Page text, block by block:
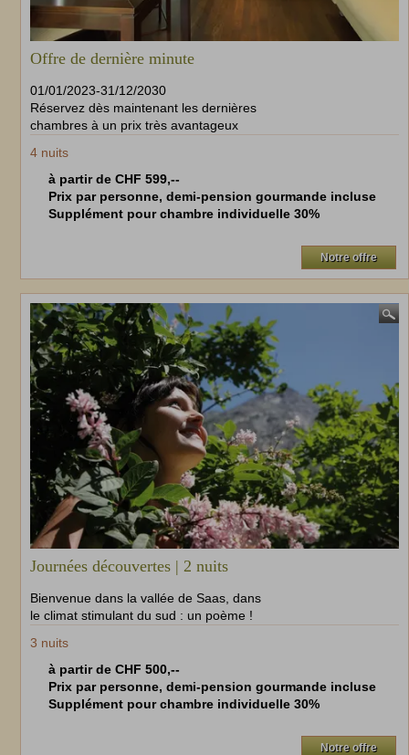
Offre de dernière minute
01/01/2023-31/12/2030
Réservez dès maintenant les dernières
chambres à un prix très avantageux
4 nuits
à partir de CHF 599,--
Prix par personne, demi-pension gourmande incluse
Supplément pour chambre individuelle 30%
Notre offre
Journées découvertes | 2 nuits
Bienvenue dans la vallée de Saas, dans
le climat stimulant du sud : un poème !
3 nuits
à partir de CHF 500,--
Prix par personne, demi-pension gourmande incluse
Supplément pour chambre individuelle 30%
Notre offre